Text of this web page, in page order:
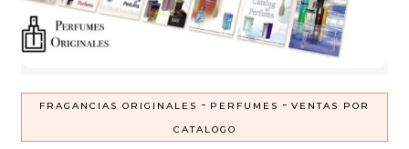
FRAGANCIAS ORIGINALES - PERFUMES - VENTAS POR
CATALOGO